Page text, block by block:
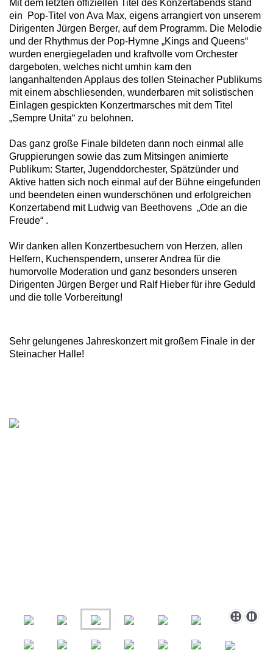
Mit dem letzten offiziellen Titel des Konzertabends stand
ein Pop-Titel von Ava Max, eigens arrangiert von unserem
Dirigenten Jürgen Berger, auf dem Programm. Die Melodie
und der Rhythmus der Pop-Hymne „Kings and Queens“
wurden energiegeladen und kraftvolle vom Orchester
dargeboten, welches nicht umhin kam den
langanhaltenden Applaus des tollen Steinacher Publikums
mit einem abschliesenden, wunderbaren mit solistischen
Einlagen gespickten Konzertmarsches mit dem Titel
„Sempre Unita“ zu belohnen.
Das ganz große Finale bildeten dann noch einmal alle
Gruppierungen sowie das zum Mitsingen animierte
Publikum: Starter, Jugenddorchester, Spätzünder und
Aktive hatten sich noch einmal auf der Bühne eingefunden
und beendeten einen wunderschönen und erfolgreichen
Konzertabend mit Ludwig van Beethovens „Ode an die
Freude“ .
Wir danken allen Konzertbesuchern von Herzen, allen
Helfern, Kuchenspendern, unserer Andrea für die
humorvolle Moderation und ganz besonders unseren
Dirigenten Jürgen Berger und Ralf Hieber für ihre Geduld
und die tolle Vorbereitung!
Sehr gelungenes Jahreskonzert mit großem Finale in der
Steinacher Halle!